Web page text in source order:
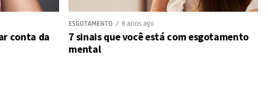
conta da
ESGOTAMENTO 8 anos ago
7 sinais que você está com esgotamento
mental